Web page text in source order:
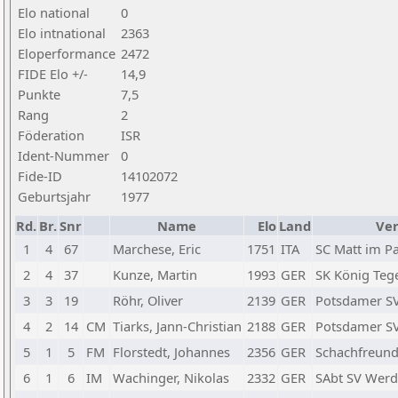
Elo national
0
Elo intnational
2363
Eloperformance 2472
FIDE Elo +/-
14,9
Punkte
7,5
Rang
2
Föderation
ISR
Ident-Nummer
0
Fide-ID
14102072
Geburtsjahr
1977
Rd. Br.Snr Name Elo Land
1
4 67 Marchese, Eric 1751 ITA
SC Matt im
2
4 37 Kunze, Martin 1993 GER SK König
3
3 19 Röhr, Oliver 2139 GER Potsdamer
4
2 14 CM Tiarks, Jann-Christian 2188 GER Potsdamer
5
1 5 FM Florstedt, Johannes 2356 GER
6
1 6 IM Wachinger, Nikolas 2332 GER SAbt SV